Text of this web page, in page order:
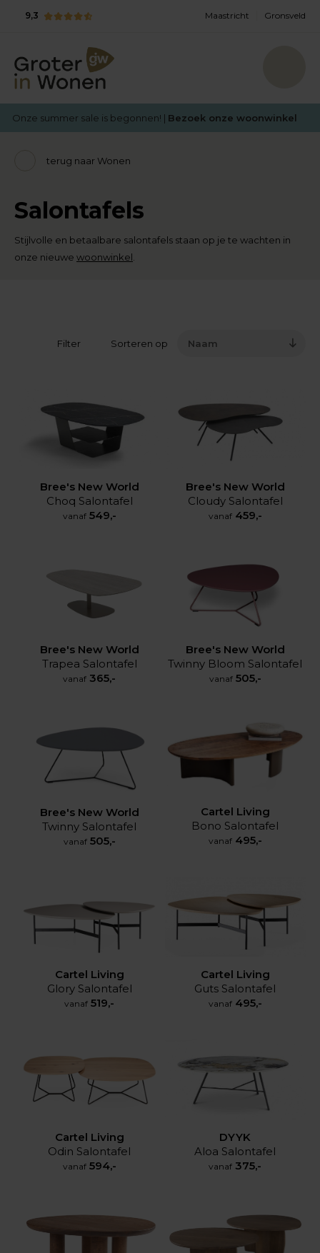
9,3 Maastricht Gronsveld
Onze summer sale is begonnen! | Bezoek onze woonwinkel
terug naar Wonen
Salontafels
Stijlvolle en betaalbare salontafels staan op je te wachten in
onze nieuwe woonwinkel.
Filter Sorteren op Naam
Bree's New World
Choq Salontafel
vanaf 549,-
Bree's New World
Cloudy Salontafel
vanaf 459,-
Bree's New World
Trapea Salontafel
vanaf 365,-
Bree's New World
Twinny Bloom Salontafel
vanaf 505,-
Bree's New World
Twinny Salontafel
vanaf 505,-
Cartel Living
Bono Salontafel
vanaf 495,-
Cartel Living
Glory Salontafel
vanaf 519,-
Cartel Living
Guts Salontafel
vanaf 495,-
Cartel Living
Odin Salontafel
vanaf 594,-
DYYK
Aloa Salontafel
vanaf 375,-